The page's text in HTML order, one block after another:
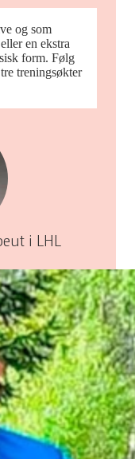
og som
en ekstra
form. Følg
treningsøkter
i LHL